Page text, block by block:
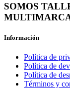
SOMOS
Información
Política de
Política de
Política de
Términos y